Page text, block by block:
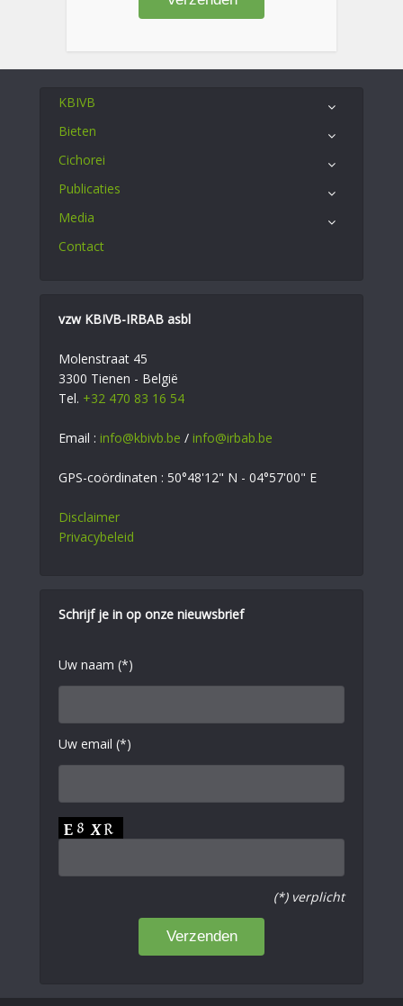
KBIVB
Bieten
Cichorei
Publicaties
Media
Contact
vzw KBIVB-IRBAB asbl
Molenstraat 45
3300 Tienen - België
Tel. +32 470 83 16 54
Email : info@kbivb.be / info@irbab.be
GPS-coördinaten : 50°48'12" N - 04°57'00" E
Disclaimer
Privacybeleid
Schrijf je in op onze nieuwsbrief
Uw naam (*)
Uw email (*)
(*) verplicht